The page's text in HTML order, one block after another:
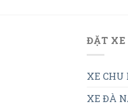
ĐẶT XE
XE CHU
XE ĐÀ